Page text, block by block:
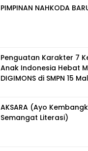
PIMPINAN NAHKODA
Penguatan Karakter 7
Anak Indonesia Hebat
DIGIMONS di SMPN 15
AKSARA (Ayo
Semangat Literasi)